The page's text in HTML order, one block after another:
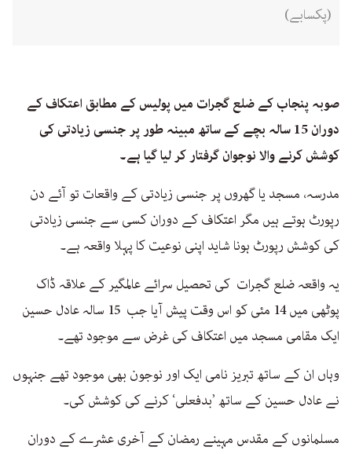
(پکسابے)
صوبہ پنجاب کے ضلع گجرات میں پولیس کے مطابق اعتکاف کے
دوران 15 سالہ بچے کے ساتھ مبینہ طور پر جنسی زیادتی کی
کوشش کرنے والا نوجوان گرفتار کر لیا گیا ہے۔
مدرسہ، مسجد یا گھروں پر جنسی زیادتی کے واقعات تو آئے دن
رپورٹ ہوتے ہیں مگر اعتکاف کے دوران کسی سے جنسی زیادتی
کی کوشش رپورٹ ہونا شاید اپنی نوعیت کا پہلا واقعہ ہے۔
یہ واقعہ ضلع گجرات کی تحصیل سرائے عالمگیر کے علاقہ ڈاک
پوٹھی میں 14 مئی کو اس وقت پیش آیا جب 15 سالہ عادل حسین
ایک مقامی مسجد میں اعتکاف کی غرض سے موجود تھے۔
وہاں ان کے ساتھ تبریز نامی ایک اور نوجون بھی موجود تھے جنہوں
نے عادل حسین کے ساتھ ’بدفعلی‘ کرنے کی کوشش کی۔
مسلمانوں کے مقدس مہینے رمضان کے آخری عشرے کے دوران